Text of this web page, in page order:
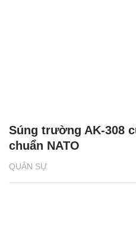
QUÂN SỰ
Súng trường AK-308
chuẩn NATO